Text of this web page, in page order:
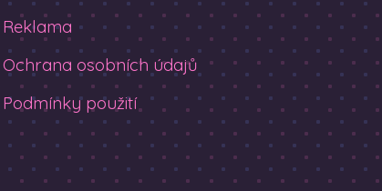
Reklama
Ochrana osobních údajů
Podmínky použití